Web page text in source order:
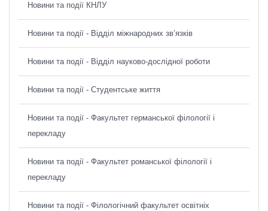
Новини та події КНЛУ
Новини та події - Відділ міжнародних зв’язків
Новини та події - Відділ науково-дослідної роботи
Новини та події - Студентське життя
Новини та події - Факультет германської філології і
перекладу
Новини та події - Факультет романської філології і
перекладу
Новини та події - Філологічний факультет освітніх